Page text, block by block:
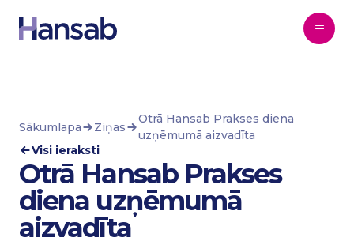
Sākumlapa Ziņas
Otrā Hansab Prakses diena
uzņēmumā aizvadīta
Visi ieraksti
Otrā Hansab Prakses
diena uzņēmumā
aizvadīta